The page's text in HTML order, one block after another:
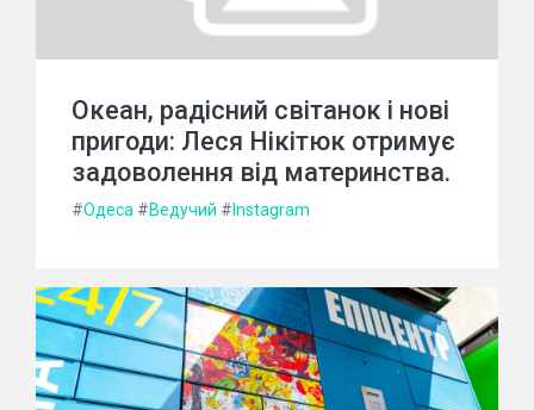
Океан, радісний світанок і нові
пригоди: Леся Нікітюк отримує
задоволення від материнства.
#Одеса #Ведучий # Instagram